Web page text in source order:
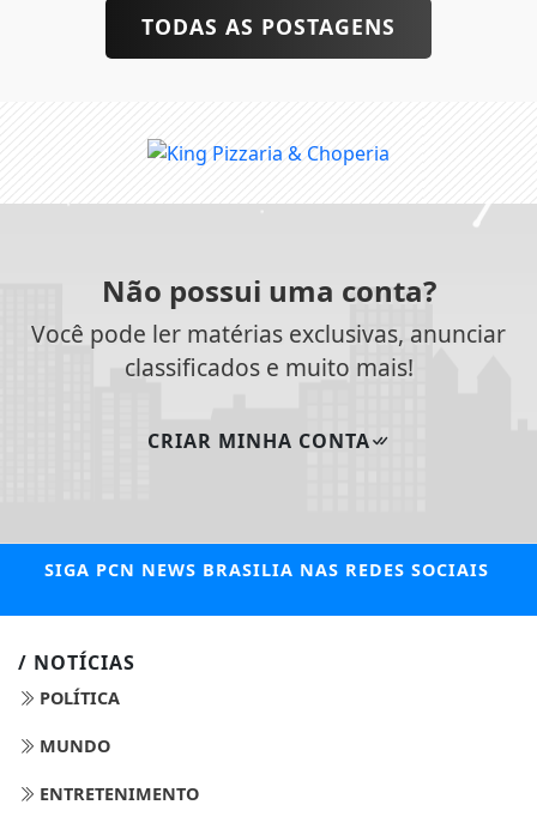
TODAS AS POSTAGENS
Não possui uma conta?
Você pode ler matérias exclusivas, anunciar
classificados e muito mais!
CRIAR MINHA CONTA
SIGA PCN NEWS BRASILIA NAS REDES SOCIAIS
/ NOTÍCIAS
POLÍTICA
MUNDO
ENTRETENIMENTO